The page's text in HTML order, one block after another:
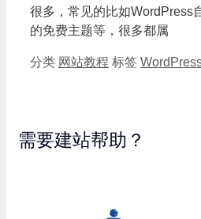
很多，常见的比如WordPress
的免费主题等，很多都属
分类 网站教程 标签
需要建站帮助？